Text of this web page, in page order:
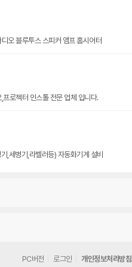
오 블루투스 스피커 앰프 홈시어터
로젝터 인스톨 전문 업체 입니다.
세병기,라벨러등) 자동화기계 설비
PC버전 로그인 개인정보처리방침